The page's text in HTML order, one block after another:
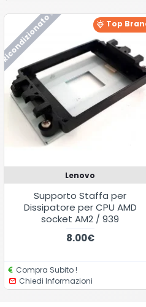
Top
Ricondizionato !
Lenovo
Supporto Staffa per
Dissipatore per CPU AMD
socket AM2 / 939
8.00€
Compra Subito !
Chiedi Informazioni